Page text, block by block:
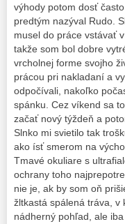
výhody potom dosť
predtým nazýval Rudo.
musel do práce vstávať
takže som bol dobre
vrcholnej forme svojho
prácou pri nakladaní a
odpočívali, nakoľko
spánku. Cez víkend sa
začať nový týždeň a
Slnko mi svietilo tak
ako ísť smerom na
Tmavé okuliare s
ochrany toho
nie je, ak by som oň
žltkastá spálená tráva, v
nádherný pohľad, ale